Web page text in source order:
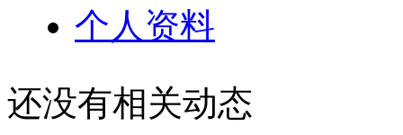
个人资料
还没有相关动态